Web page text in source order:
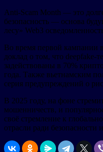
Anti-Scam Month — это
безопасность — основа
лесу» Web3
Во время первой кампании
доклад о том, что deepfake-
задействованы в 70%
года. Также вьетнамским
серия предупреждений о
В 2025 году, на фоне
мошенничеств, и
своё стремление к
отрасли ради безопасности